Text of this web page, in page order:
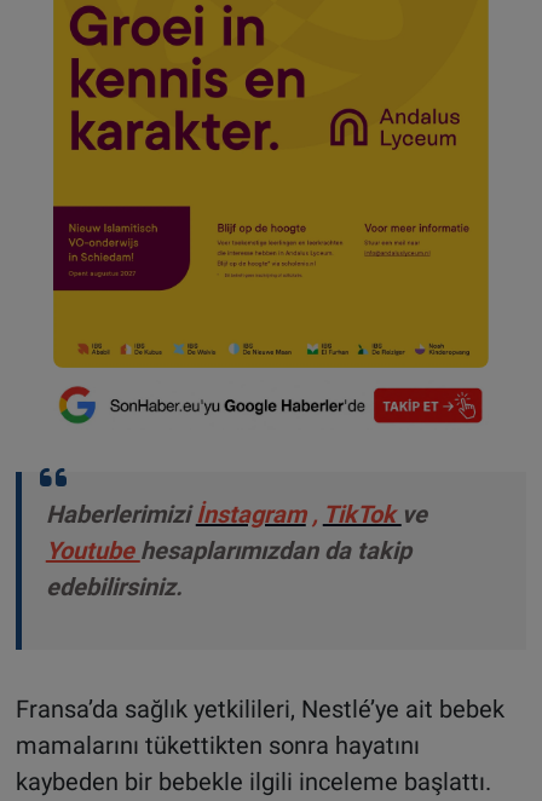
Haberlerimiziİnstagram , TikTok ve
Youtube hesaplarımızdan da takip
edebilirsiniz.
Fransa’da sağlık yetkilileri, Nestlé’ye ait bebek
mamalarını tükettikten sonra hayatını
kaybeden bir bebekle ilgili inceleme başlattı.